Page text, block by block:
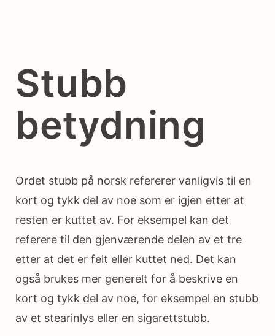
Stubb
betydning
Ordet stubb på norsk refererer vanligvis til en
kort og tykk del av noe som er igjen etter at
resten er kuttet av. For eksempel kan det
referere til den gjenværende delen av et tre
etter at det er felt eller kuttet ned. Det kan
også brukes mer generelt for å beskrive en
kort og tykk del av noe, for eksempel en stubb
av et stearinlys eller en sigarettstubb.